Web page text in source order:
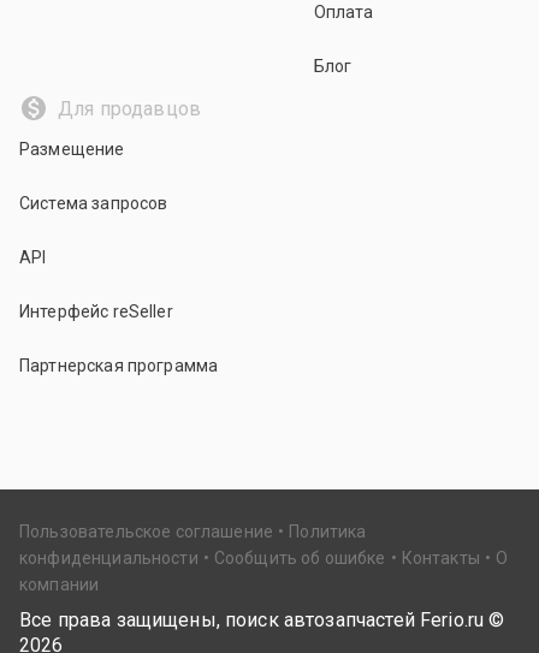
Оплата
Блог
Для продавцов
Размещение
Система запросов
API
Интерфейс reSeller
Партнерская программа
Пользовательское соглашение
Политика
конфиденциальности
Сообщить об ошибке Контакты
О
компании
Все права защищены, поиск автозапчастей Ferio.ru ©
2026